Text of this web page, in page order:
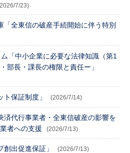
7/23)
「全東信の破産手続開始に伴う特別
「中小企業に必要な法律知識（第1
部長・課長の権限と責任ー」
ト保証制度」 (2026/7/14)
済代行事業者・全東信破産の影響を
者への支援
(2026/7/13)
創出促進保証」 (2026/7/13)